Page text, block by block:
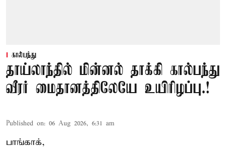
கால்பந்து
தாய்லாந்தில் மின்னல் தாக்கி கால்பந்து
வீரர் மைதானத்திலேயே உயிரிழப்பு.!
Published on: 06 Aug 2026, 6:31 am
பாங்காக்,